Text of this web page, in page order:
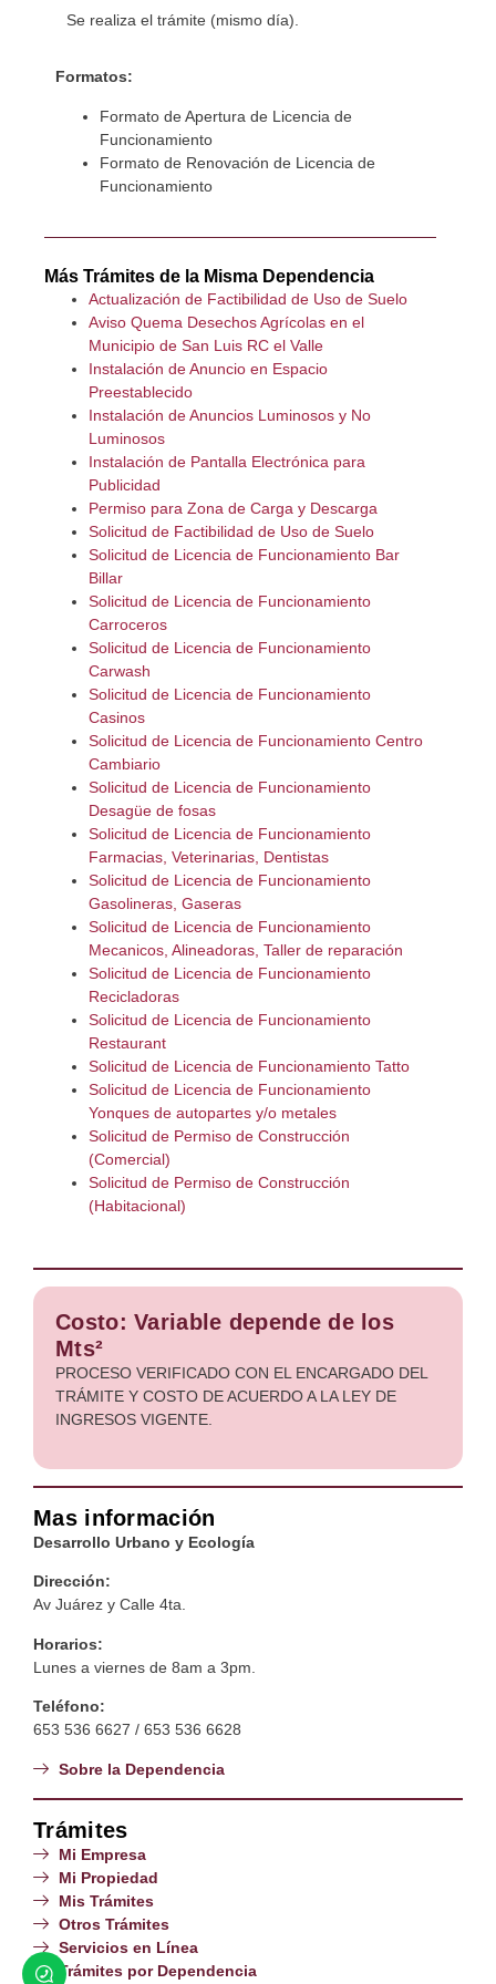
Se realiza el trámite (mismo día).
Formatos:
Formato de Apertura de Licencia de
Funcionamiento
Formato de Renovación de Licencia de
Funcionamiento
Más Trámites de la Misma Dependencia
Actualización de Factibilidad de Uso de Suelo
Aviso Quema Desechos Agrícolas en el
Municipio de San Luis RC el Valle
Instalación de Anuncio en Espacio
Preestablecido
Instalación de Anuncios Luminosos y No
Luminosos
Instalación de Pantalla Electrónica para
Publicidad
Permiso para Zona de Carga y Descarga
Solicitud de Factibilidad de Uso de Suelo
Solicitud de Licencia de Funcionamiento Bar
Billar
Solicitud de Licencia de Funcionamiento
Carroceros
Solicitud de Licencia de Funcionamiento
Carwash
Solicitud de Licencia de Funcionamiento
Casinos
Solicitud de Licencia de Funcionamiento Centro
Cambiario
Solicitud de Licencia de Funcionamiento
Desagüe de fosas
Solicitud de Licencia de Funcionamiento
Farmacias, Veterinarias, Dentistas
Solicitud de Licencia de Funcionamiento
Gasolineras, Gaseras
Solicitud de Licencia de Funcionamiento
Mecanicos, Alineadoras, Taller de reparación
Solicitud de Licencia de Funcionamiento
Recicladoras
Solicitud de Licencia de Funcionamiento
Restaurant
Solicitud de Licencia de Funcionamiento Tatto
Solicitud de Licencia de Funcionamiento
Yonques de autopartes y/o metales
Solicitud de Permiso de Construcción
(Comercial)
Solicitud de Permiso de Construcción
(Habitacional)
Costo: Variable depende de los
Mts²
PROCESO VERIFICADO CON EL ENCARGADO DEL
TRÁMITE Y COSTO DE ACUERDO A LA LEY DE
INGRESOS VIGENTE.
Mas información
Desarrollo Urbano y Ecología
Dirección:
Av Juárez y Calle 4ta.
Horarios:
Lunes a viernes de 8am a 3pm.
Teléfono:
653 536 6627 / 653 536 6628
Sobre la Dependencia
Trámites
Mi Empresa
Mi Propiedad
Mis Trámites
Otros Trámites
Servicios en Línea
Trámites por Dependencia